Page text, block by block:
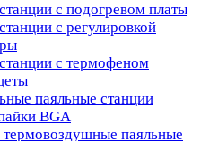
с подогревом платы
с регулировкой
с термофеном
паяльные станции
BGA
паяльные